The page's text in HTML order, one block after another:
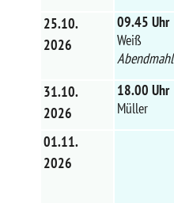
25.10.
2026
09.45 Uhr
Weiß
Abendmahl
31.10.
2026
18.00 Uhr
Müller
01.11.
2026